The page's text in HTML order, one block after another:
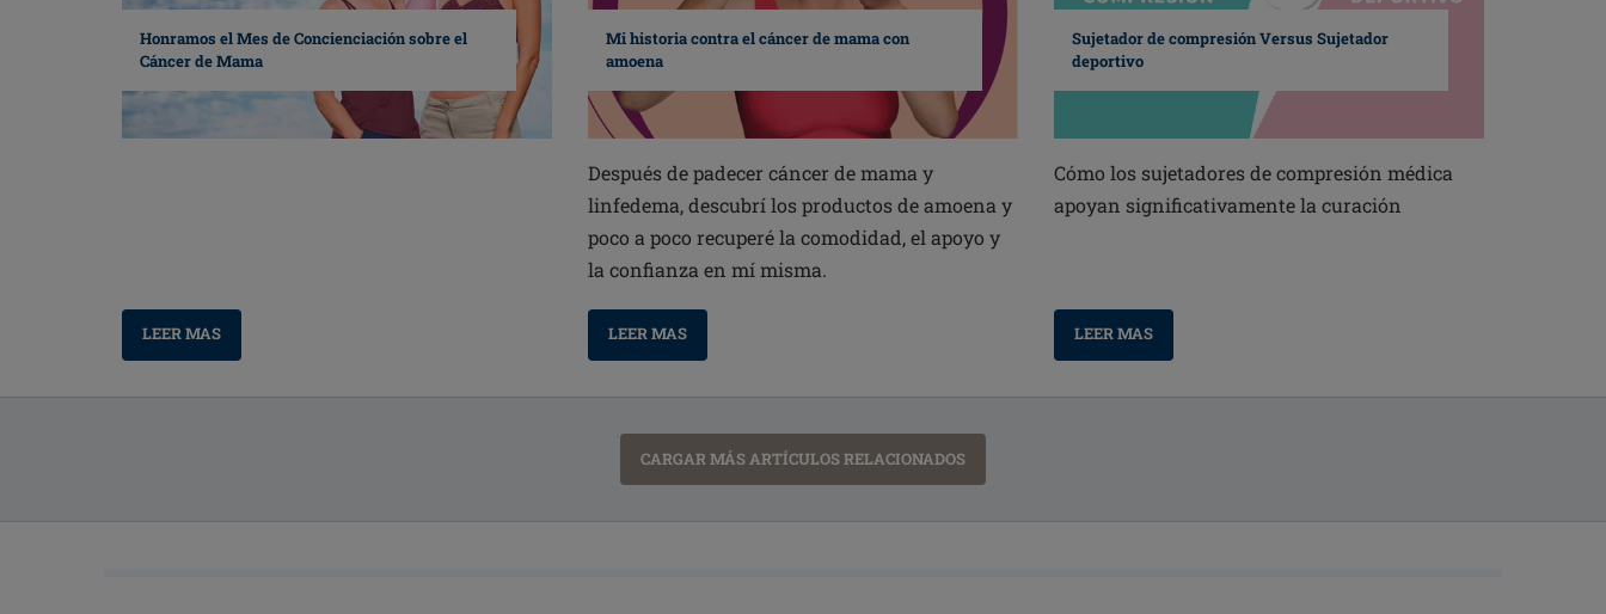
Honramos el Mes de Concienciación sobre el
Cáncer de Mama
LEER MAS
Mi historia contra el cáncer de mama con
amoena
Después de padecer cáncer de mama y
linfedema, descubrí los productos de amoena y
poco a poco recuperé la comodidad, el apoyo y
la confianza en mí misma.
LEER MAS
Sujetador de compresión Versus Sujetador
deportivo
Cómo los sujetadores de compresión médica
apoyan significativamente la curación
LEER MAS
CARGAR MÁS ARTÍCULOS RELACIONADOS